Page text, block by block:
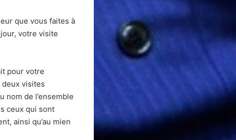
que vous faites à
votre visite
pour votre
deux visites
nom de l’ensemble
ceux qui sont
ainsi qu’au mien